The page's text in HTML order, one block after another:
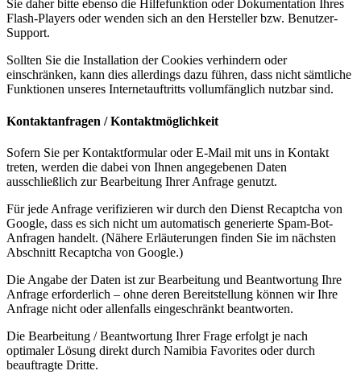
Sie daher bitte ebenso die Hilfefunktion oder Dokumentation Ihres
Flash-Players oder wenden sich an den Hersteller bzw. Benutzer-
Support.
Sollten Sie die Installation der Cookies verhindern oder
einschränken, kann dies allerdings dazu führen, dass nicht sämtliche
Funktionen unseres Internetauftritts vollumfänglich nutzbar sind.
Kontaktanfragen / Kontaktmöglichkeit
Sofern Sie per Kontaktformular oder E-Mail mit uns in Kontakt
treten, werden die dabei von Ihnen angegebenen Daten
ausschließlich zur Bearbeitung Ihrer Anfrage genutzt.
Für jede Anfrage verifizieren wir durch den Dienst Recaptcha von
Google, dass es sich nicht um automatisch generierte Spam-Bot-
Anfragen handelt. (Nähere Erläuterungen finden Sie im nächsten
Abschnitt Recaptcha von Google.)
Die Angabe der Daten ist zur Bearbeitung und Beantwortung Ihre
Anfrage erforderlich – ohne deren Bereitstellung können wir Ihre
Anfrage nicht oder allenfalls eingeschränkt beantworten.
Die Bearbeitung / Beantwortung Ihrer Frage erfolgt je nach
optimaler Lösung direkt durch Namibia Favorites oder durch
beauftragte Dritte.